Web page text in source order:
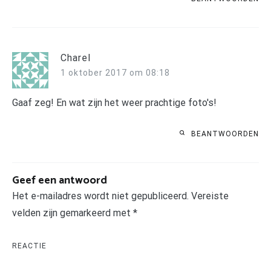
Charel
1 oktober 2017 om 08:18
Gaaf zeg! En wat zijn het weer prachtige foto's!
BEANTWOORDEN
Geef een antwoord
Het e-mailadres wordt niet gepubliceerd. Vereiste
velden zijn gemarkeerd met *
REACTIE